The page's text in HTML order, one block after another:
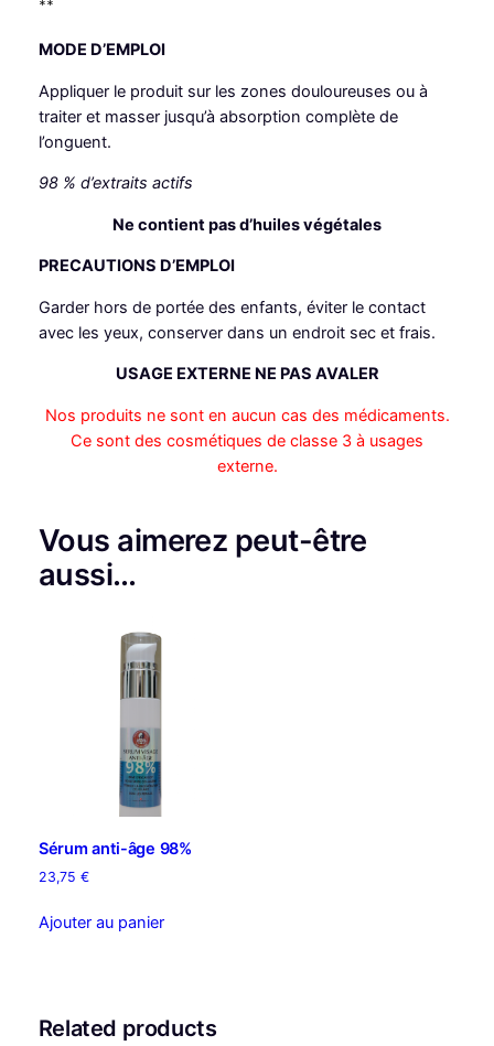
**
MODE D’EMPLOI
Appliquer le produit sur les zones douloureuses ou à
traiter et masser jusqu’à absorption complète de
l’onguent.
98 % d’extraits actifs
Ne contient pas d’huiles végétales
PRECAUTIONS D’EMPLOI
Garder hors de portée des enfants, éviter le contact
avec les yeux, conserver dans un endroit sec et frais.
USAGE EXTERNE NE PAS AVALER
Nos produits ne sont en aucun cas des médicaments.
Ce sont des cosmétiques de classe 3 à usages
externe.
Vous aimerez peut-être
aussi…
Sérum anti-âge 98%
23,75 €
Ajouter au panier
Related products